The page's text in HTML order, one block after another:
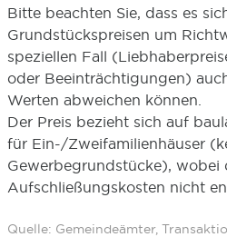
Bitte beachten Sie, dass es
Grundstückspreisen um
speziellen Fall
oder Beeinträchtigungen)
Werten abweichen können.
Der Preis bezieht sich auf
für Ein-/Zweifamilienhäuser
Gewerbegrundstücke), wobei
Aufschließungskosten nicht
Quelle: Gemeindeämter,